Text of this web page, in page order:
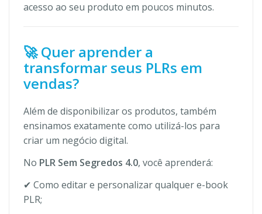
acesso ao seu produto em poucos minutos.
🚀 Quer aprender a
transformar seus PLRs em
vendas?
Além de disponibilizar os produtos, também
ensinamos exatamente como utilizá-los para
criar um negócio digital.
No PLR Sem Segredos 4.0, você aprenderá:
✔ Como editar e personalizar qualquer e-book
PLR;